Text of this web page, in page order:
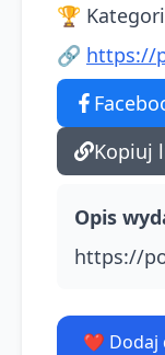
🏆
🔗 https://
Kopiuj
Opis
https://
❤️ Dodaj